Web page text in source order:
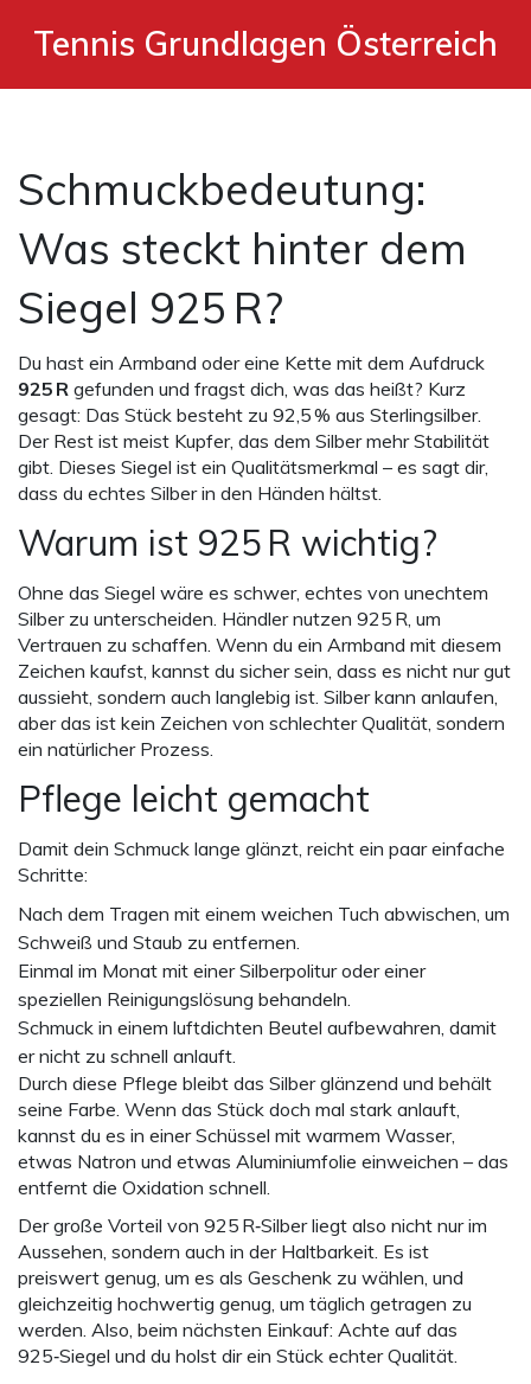
Tennis Grundlagen Österreich
Schmuckbedeutung:
Was steckt hinter dem
Siegel 925 R?
Du hast ein Armband oder eine Kette mit dem Aufdruck
925 R gefunden und fragst dich, was das heißt? Kurz
gesagt: Das Stück besteht zu 92,5 % aus Sterlingsilber.
Der Rest ist meist Kupfer, das dem Silber mehr Stabilität
gibt. Dieses Siegel ist ein Qualitätsmerkmal – es sagt dir,
dass du echtes Silber in den Händen hältst.
Warum ist 925 R wichtig?
Ohne das Siegel wäre es schwer, echtes von unechtem
Silber zu unterscheiden. Händler nutzen 925 R, um
Vertrauen zu schaffen. Wenn du ein Armband mit diesem
Zeichen kaufst, kannst du sicher sein, dass es nicht nur gut
aussieht, sondern auch langlebig ist. Silber kann anlaufen,
aber das ist kein Zeichen von schlechter Qualität, sondern
ein natürlicher Prozess.
Pflege leicht gemacht
Damit dein Schmuck lange glänzt, reicht ein paar einfache
Schritte:
Nach dem Tragen mit einem weichen Tuch abwischen, um
Schweiß und Staub zu entfernen.
Einmal im Monat mit einer Silberpolitur oder einer
speziellen Reinigungslösung behandeln.
Schmuck in einem luftdichten Beutel aufbewahren, damit
er nicht zu schnell anlauft.
Durch diese Pflege bleibt das Silber glänzend und behält
seine Farbe. Wenn das Stück doch mal stark anlauft,
kannst du es in einer Schüssel mit warmem Wasser,
etwas Natron und etwas Aluminiumfolie einweichen – das
entfernt die Oxidation schnell.
Der große Vorteil von 925 R‑Silber liegt also nicht nur im
Aussehen, sondern auch in der Haltbarkeit. Es ist
preiswert genug, um es als Geschenk zu wählen, und
gleichzeitig hochwertig genug, um täglich getragen zu
werden. Also, beim nächsten Einkauf: Achte auf das
925‑Siegel und du holst dir ein Stück echter Qualität.